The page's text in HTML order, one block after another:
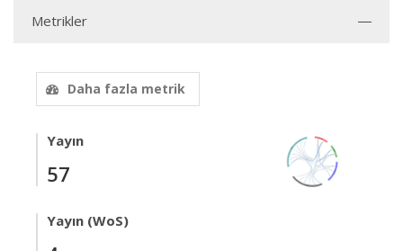
Metrikler
Daha fazla metrik
Yayın
57
Yayın (WoS)